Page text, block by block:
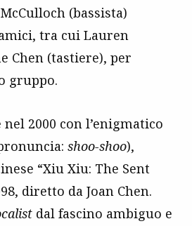
(bassista)
tra cui Lauren
Chen (tastiere), per
gruppo.
2000 con l’enigmatico
shoo-shoo),
“Xiu Xiu: The Sent
diretto da Joan Chen.
dal fascino ambiguo e